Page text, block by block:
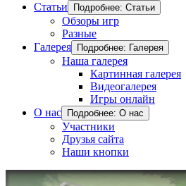
Статьи
Подробнее: Статьи
Обзоры игр
Разные
Галерея
Подробнее: Галерея
Наша галерея
Картинная галерея
Видеогалерея
Игры онлайн
О нас
Подробнее: О нас
Участники
Друзья сайта
Наши кнопки